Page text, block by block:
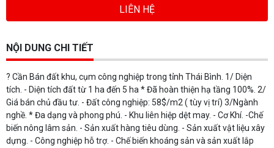
LIÊN HỆ
NỘI DUNG CHI TIẾT
? Cần Bán đất khu, cụm công nghiệp trong tỉnh Thái Bình. 1/ Diện
tích. - Diện tích đất từ 1 ha đến 5 ha * Đã hoàn thiện hạ tầng 100%. 2/
Giá bán chủ đầu tư. - Đất công nghiệp: 58$/m2 ( tùy vị trí) 3/Ngành
nghề. * Đa dạng và phong phú. - Khu liên hiệp dệt may. - Cơ Khí. -Chế
biến nông lâm sản. - Sản xuất hàng tiêu dùng. - Sản xuất vật liệu xây
dựng. - Công nghiệp hỗ trợ. - Chế biến khoáng sản và sản xuất lắp